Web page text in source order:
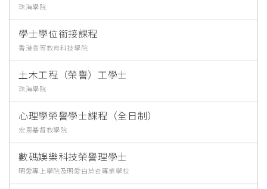
珠海學院
學士學位銜接課程
香港高等教育科技學院
土木工程（榮譽）工學士
珠海學院
心理學榮譽學士課程（全日制）
宏恩基督教學院
數碼娛樂科技榮譽理學士
明愛專上學院及明愛白英奇專業學校